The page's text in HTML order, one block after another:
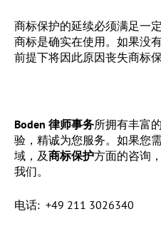
商标保护的延续必须满足一
商标是确实在使用。如果没
前提下将因此原因丧失商标保
Boden 律师事务所拥有丰富的
验，精诚为您服务。如果您
域，及商标保护方面的咨询
我们。
电话: +49 211 3026340